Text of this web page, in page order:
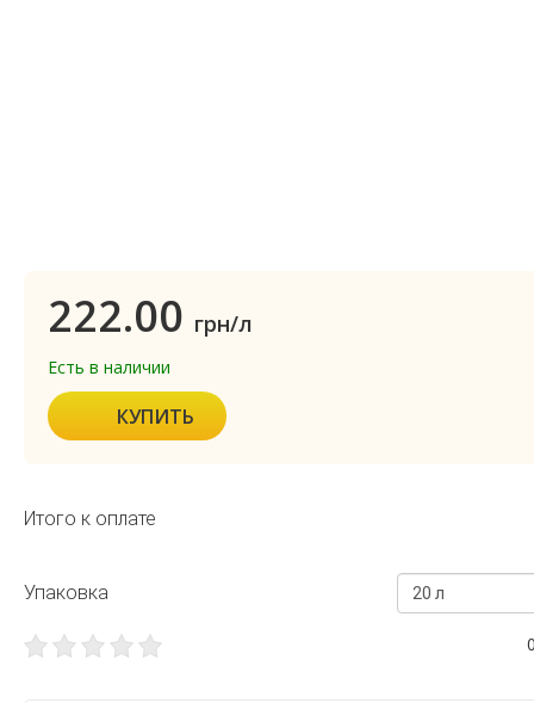
222.00 грн/л
Есть в наличии
КУПИТЬ
Итого к оплате
Упаковка 20 л